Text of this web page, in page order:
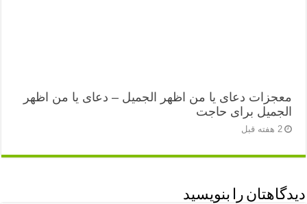
معجزات دعای یا من اظهر الجمیل – دعای یا من اظهر
الجمیل برای حاجت
2 هفته قبل
دیدگاهتان را بنویسید